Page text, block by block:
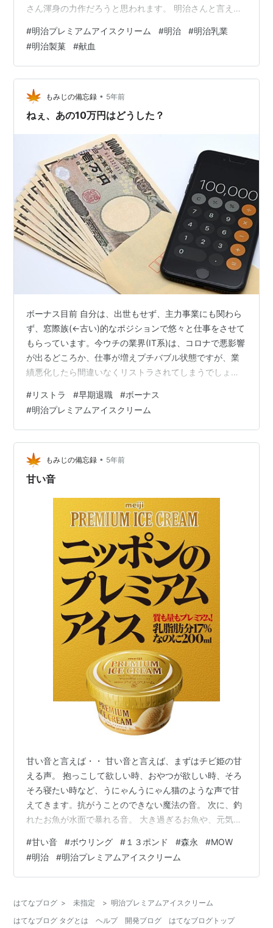
さん渾身の力作だろうと思われます。 明治さんと言え
ーさんです。 そして、昔レディーボーデンを作っていた
メーカーでもあります。レディーボーデンがまだとって
も美味しく、ご馳走だった頃の！ その明治さんが、『日
本のプレミアムアイス』と名打って販売するのがこのア
イス。当然、ターゲットは『ハーゲンダッツ』でしょ
う。 「頑張れニッポン！」「頑張れ赤城…
#明治プレミアムアイスクリーム #明治 #明治乳業
#明治製菓 #献血
もみじの備忘録 • 5年前
ねぇ、あの10万円はどうした？
ボーナス目前 自分は、出世もせず、主力事業にも関わら
ず、窓際族(←古い)的なポジションで悠々と仕事をさせて
もらっています。今ウチの業界(IT系)は、コロナで悪影響
が出るどころか、仕事が増えプチバブル状態ですが、業
績悪化したら間違いなくリストラされてしまうでしょ
と退職金■00万上乗せしまっせ！』だそうですから。 そ
んな自分でも、勤めてさえいればボーナスが貰えるのは
ありがたいことです。転職離職の多い業界なのに、給料
自体は高くないためか、ボーナスだけは昔からそこそこ
良い会社でした。支給は10日ですが、今は業績も良いの
で期待が持てます。 ここ数年、…
#リストラ #早期退職 #ボーナス
#明治プレミアムアイスクリーム
もみじの備忘録 • 5年前
甘い音
甘い音と言えば・・ 甘い音と言えば、まずはチビ姫の甘
える声。 抱っこして欲しい時、おやつが欲しい時、そろ
そろ寝たい時など、うにゃんうにゃん猫のような声で甘
えてきます。抗がうことのできない魔法の音。 次に、釣
れたお魚が水面で暴れる音。 大き過ぎるお魚や、元気す
せん。だから鯉とかマスとかバスとかの元気なお魚はダ
メ。 小さすぎるお魚も、水面をスッと抜けて上がってし
まうのでやっぱりダメ。 甘い音がするのは20cm前後の
トランペット(コルネット)のバラード演奏の音。 トラン
ペットらしい華やかな音も良いけ…
#甘い音 #ボウリング # １３ポンド #森永 #MOW
#明治 #明治プレミアムアイスクリーム
はてなブログ > 未指定 > 明治プレミアムアイスクリーム
はてなブログ タグとは
ヘルプ 開発ブログ はてなブログトップ